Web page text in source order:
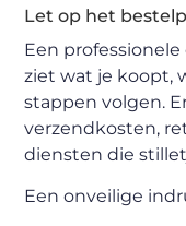
Let op het
Een
ziet wat je koopt,
stappen volgen.
verzendkosten,
diensten die
Een onveilige